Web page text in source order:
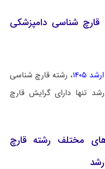
شناسی دامپزشکی
۱۴۰۵
، رشته قارچ شناسی
تنها دارای گرایش قارچ
مختلف رشته قارچ